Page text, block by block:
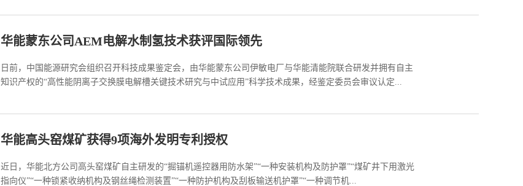
华能蒙东公司AEM电解水制氢技术获评国际领先
日前，中国能源研究会组织召开科技成果鉴定会，由华能蒙东公司伊敏电厂与华能清能院联合研发并拥有自主
知识产权的“高性能阴离子交换膜电解槽关键技术研究与中试应用”科学技术成果，经鉴定委员会审议认定...
华能高头窑煤矿获得9项海外发明专利授权
近日，华能北方公司高头窑煤矿自主研发的“掘锚机遥控器用防水架”“一种安装机构及防护罩”“煤矿井下用激光
指向仪”“一种锁紧收纳机构及钢丝绳检测装置”“一种防护机构及刮板输送机护罩”“一种调节机...